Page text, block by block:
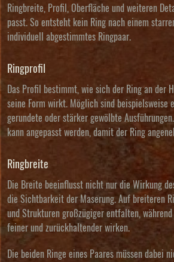
Ringbreite, Profil, Oberfläche und weiteren
passt. So entsteht kein Ring nach einem
individuell abgestimmtes Ringpaar.
Ringprofil
Das Profil bestimmt, wie sich der Ring an der
seine Form wirkt. Möglich sind beispielsweise
gerundete oder stärker gewölbte
kann angepasst werden, damit der Ring
Ringbreite
Die Breite beeinflusst nicht nur die Wirkung
die Sichtbarkeit der Maserung. Auf breiteren
und Strukturen großzügiger entfalten,
feiner und zurückhaltender wirken.
Die beiden Ringe eines Paares müssen dabei